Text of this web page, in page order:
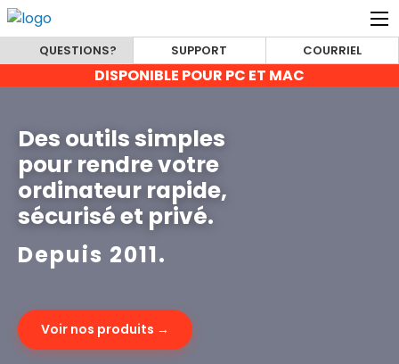
QUESTIONS? SUPPORT COURRIEL
DISPONIBLE POUR PC ET MAC
Des outils simples
pour rendre votre
ordinateur rapide,
sécurisé et privé.
Depuis 2011.
Voir nos produits →